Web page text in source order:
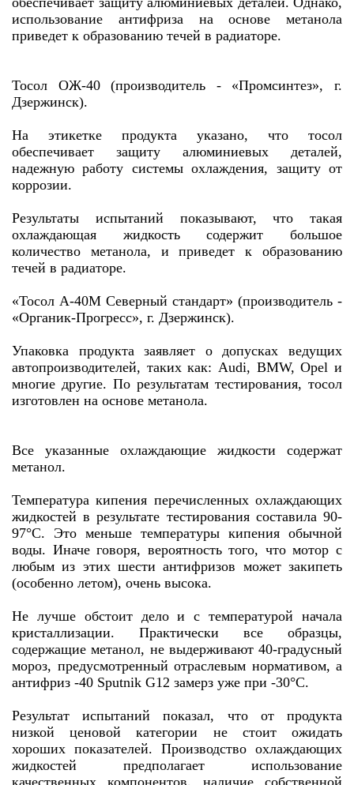
использование антифриза на основе метанола
приведет к образованию течей в радиаторе.
Тосол ОЖ-40 (производитель - «Промсинтез», г.
Дзержинск).
На этикетке продукта указано, что тосол
обеспечивает защиту алюминиевых деталей,
надежную работу системы охлаждения, защиту от
коррозии.
Результаты испытаний показывают, что такая
охлаждающая жидкость содержит большое
количество метанола, и приведет к образованию
течей в радиаторе.
«Тосол А-40М Северный стандарт» (производитель -
«Органик-Прогресс», г. Дзержинск).
Упаковка продукта заявляет о допусках ведущих
автопроизводителей, таких как: Audi, BMW, Opel и
многие другие. По результатам тестирования, тосол
изготовлен на основе метанола.
Все указанные охлаждающие жидкости содержат
метанол.
Температура кипения перечисленных охлаждающих
жидкостей в результате тестирования составила 90-
97°С. Это меньше температуры кипения обычной
воды. Иначе говоря, вероятность того, что мотор с
любым из этих шести антифризов может закипеть
(особенно летом), очень высока.
Не лучше обстоит дело и с температурой начала
кристаллизации. Практически все образцы,
содержащие метанол, не выдерживают 40-градусный
мороз, предусмотренный отраслевым нормативом, а
антифриз -40 Sputnik G12 замерз уже при -30°С.
Результат испытаний показал, что от продукта
низкой ценовой категории не стоит ожидать
хороших показателей. Производство охлаждающих
жидкостей предполагает использование
качественных компонентов, наличие собственной